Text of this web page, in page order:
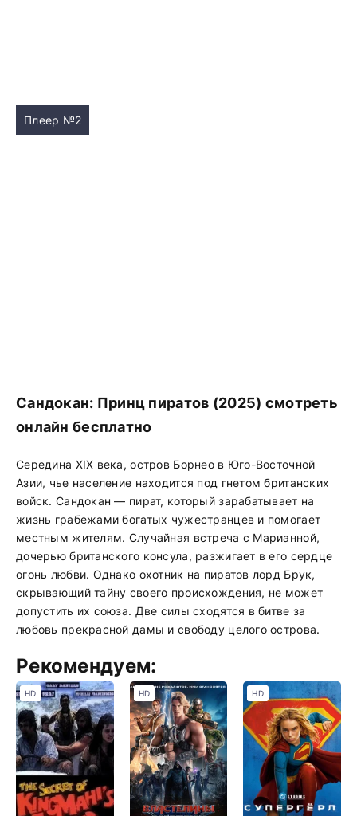
Плеер №2
Сандокан: Принц пиратов (2025) смотреть
онлайн бесплатно
Середина XIX века, остров Борнео в Юго-Восточной
Азии, чье население находится под гнетом британских
войск. Сандокан — пират, который зарабатывает на
жизнь грабежами богатых чужестранцев и помогает
местным жителям. Случайная встреча с Марианной,
дочерью британского консула, разжигает в его сердце
огонь любви. Однако охотник на пиратов лорд Брук,
скрывающий тайну своего происхождения, не может
допустить их союза. Две силы сходятся в битве за
любовь прекрасной дамы и свободу целого острова.
Рекомендуем:
HD HD HD